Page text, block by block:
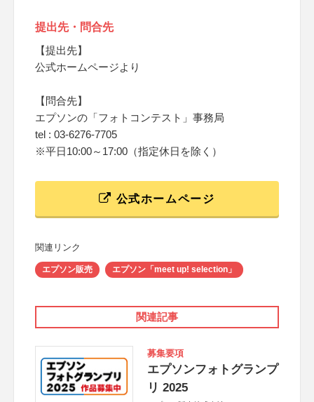
提出先・問合先
【提出先】
公式ホームページより
【問合先】
エプソンの「フォトコンテスト」事務局
tel : 03-6276-7705
※平日10:00～17:00（指定休日を除く）
公式ホームページ
関連リンク
エプソン販売 エプソン「meet up! selection」
関連記事
募集要項
エプソンフォトグランプ
リ 2025